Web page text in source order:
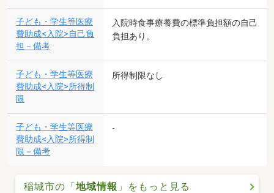
子ども・学生等医療
費助成<入院>自己負
担－備考
入院時食事療養費の標準負担額の自己
負担あり。
子ども・学生等医療
費助成<入院>所得制
限
所得制限なし
子ども・学生等医療
費助成<入院>所得制
限－備考
-
稲城市の「地域情報 」をもっと見る